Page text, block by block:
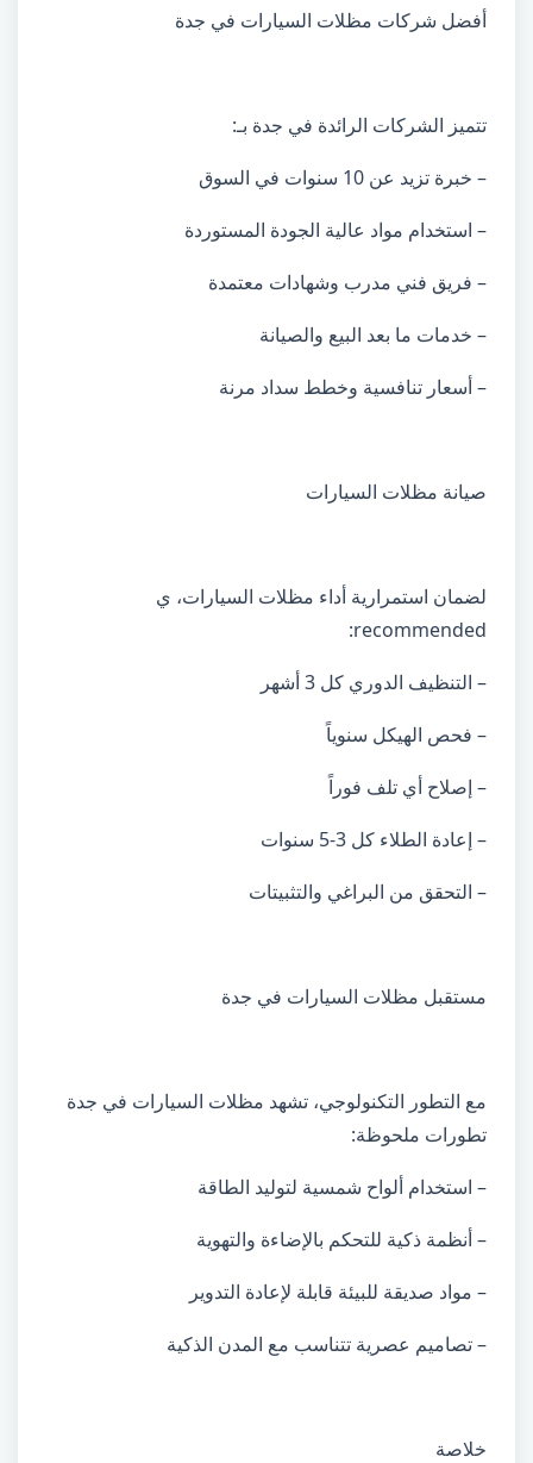
أفضل شركات مظلات السيارات في جدة
تتميز الشركات الرائدة في جدة بـ:
– خبرة تزيد عن 10 سنوات في السوق
– استخدام مواد عالية الجودة المستوردة
– فريق فني مدرب وشهادات معتمدة
– خدمات ما بعد البيع والصيانة
– أسعار تنافسية وخطط سداد مرنة
صيانة مظلات السيارات
لضمان استمرارية أداء مظلات السيارات، ي
recommended:
– التنظيف الدوري كل 3 أشهر
– فحص الهيكل سنوياً
– إصلاح أي تلف فوراً
– إعادة الطلاء كل 3-5 سنوات
– التحقق من البراغي والتثبيتات
مستقبل مظلات السيارات في جدة
مع التطور التكنولوجي، تشهد مظلات السيارات في جدة
تطورات ملحوظة:
– استخدام ألواح شمسية لتوليد الطاقة
– أنظمة ذكية للتحكم بالإضاءة والتهوية
– مواد صديقة للبيئة قابلة لإعادة التدوير
– تصاميم عصرية تتناسب مع المدن الذكية
خلاصة